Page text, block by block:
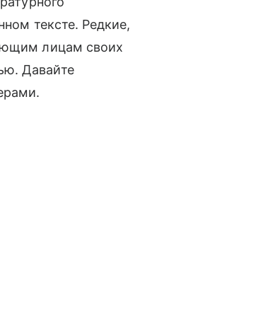
тексте. Редкие,
лицам своих
Давайте